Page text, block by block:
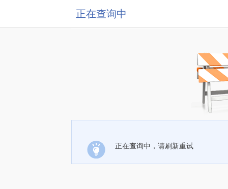
正在查询中
正在查询中，请刷新重试